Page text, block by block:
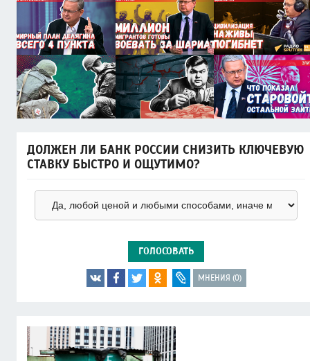
ДОЛЖЕН ЛИ БАНК РОССИИ СНИЗИТЬ КЛЮЧЕВУЮ
СТАВКУ БЫСТРО И ОЩУТИМО?
ГОЛОСОВАТЬ
МНЕНИЯ (0)